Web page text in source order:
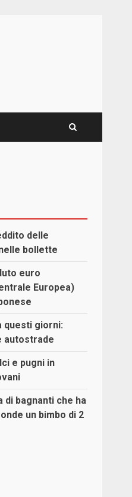
delle
bollette
euro
Europea)
questi giorni:
autostrade
e pugni in
di bagnanti che ha
un bimbo di 2